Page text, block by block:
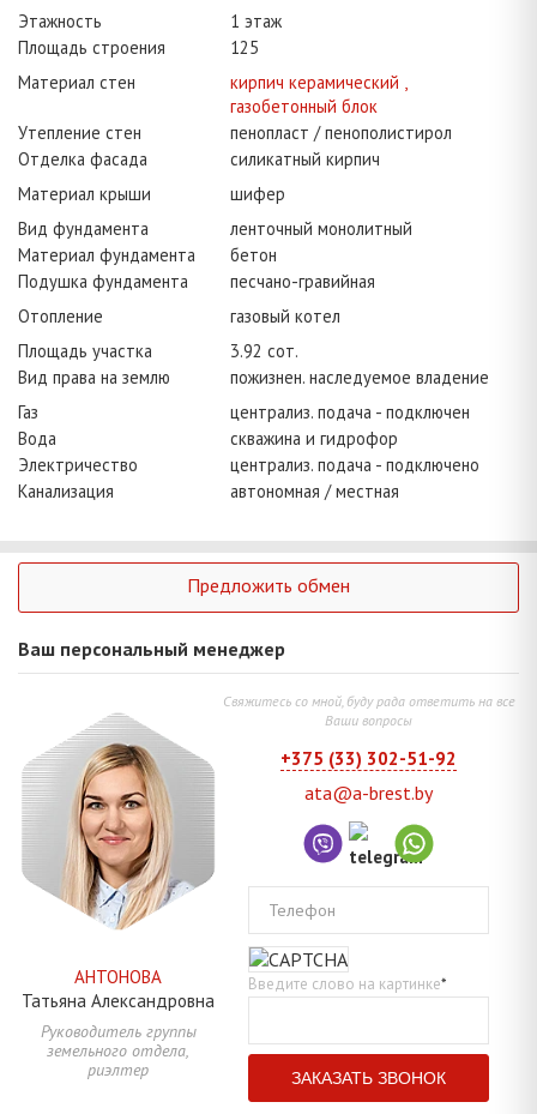
Этажность
1 этаж
Площадь строения
125
Материал стен
кирпич керамический ,
газобетонный блок
Утепление стен
пенопласт / пенополистирол
Отделка фасада
силикатный кирпич
Материал крыши
шифер
Вид фундамента
ленточный монолитный
Материал фундамента
бетон
Подушка фундамента
песчано-гравийная
Отопление
газовый котел
Площадь участка
3.92 сот.
Вид права на землю
пожизнен. наследуемое владение
Газ
централиз. подача - подключен
Вода
скважина и гидрофор
Электричество
централиз. подача - подключено
Канализация
автономная / местная
Предложить обмен
Ваш персональный менеджер
АНТОНОВА
Татьяна Александровна
Руководитель группы
земельного отдела,
риэлтер
Свяжитесь со мной, буду рада ответить на все
Ваши вопросы
+375 (33) 302-51-92
ata@a-brest.by
Телефон
Введите слово на картинке*